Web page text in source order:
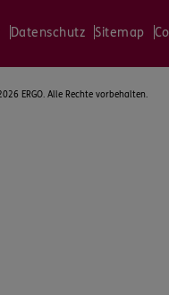
Datenschutz Sitemap
ERGO. Alle Rechte vorbehalten.